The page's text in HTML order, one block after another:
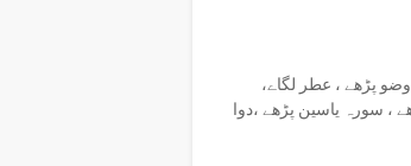
کے بعد ٢ رکعت نفل تہایتول وضو پڑھے ، عطر لگاے،
، سورہ یاسین پڑھے ،دوا